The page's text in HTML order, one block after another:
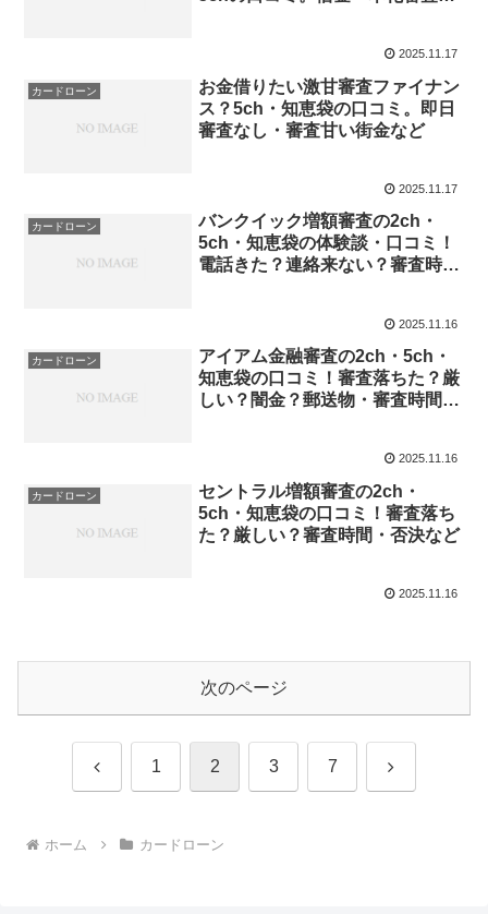
2025.11.17
カードローン
お金借りたい激甘審査ファイナン
ス？5ch・知恵袋の口コミ。即日
審査なし・審査甘い街金など
2025.11.17
カードローン
バンクイック増額審査の2ch・
5ch・知恵袋の体験談・口コミ！
電話きた？連絡来ない？審査時間
2025.11.16
カードローン
アイアム金融審査の2ch・5ch・
知恵袋の口コミ！審査落ちた？厳
しい？闇金？郵送物・審査時間・
2025.11.16
カードローン
セントラル増額審査の2ch・
5ch・知恵袋の口コミ！審査落ち
た？厳しい？審査時間・否決など
2025.11.16
次のページ
前 1 2 3 7 次
ホーム カードローン